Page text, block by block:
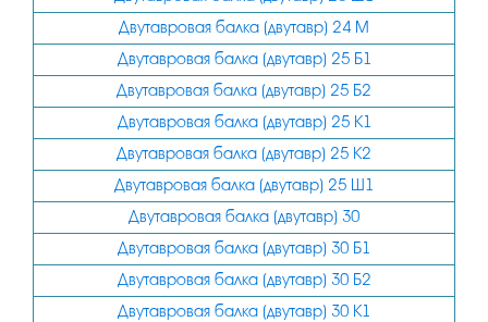
Двутавровая балка (двутавр) 24 М
Двутавровая балка (двутавр) 25 Б1
Двутавровая балка (двутавр) 25 Б2
Двутавровая балка (двутавр) 25 К1
Двутавровая балка (двутавр) 25 К2
Двутавровая балка (двутавр) 25 Ш1
Двутавровая балка (двутавр) 30
Двутавровая балка (двутавр) 30 Б1
Двутавровая балка (двутавр) 30 Б2
Двутавровая балка (двутавр) 30 К1